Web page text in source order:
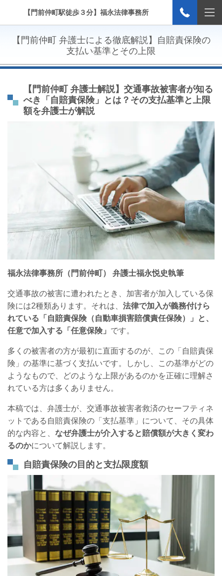
【門前仲町駅徒歩３分】福永法律事務所
【門前仲町 弁護士による徹底解説】自賠責保険の
支払い基準とその上限
【門前仲町 弁護士解説】 交通事故被害者が知る
べき「自賠責保険」とは？その支払基準と上限
額を弁護士が解説
福永法律事務所（門前仲町） 弁護士福永悦史執筆
交通事故の被害に遭われたとき、加害者が加入している保
険には2種類あります。それは、 法律で加入が義務付けら
れている「自賠責保険（自動車損害賠償責任保険）」と、
任意で加入する「任意保険」 です。
多くの被害者の方が最初に直面するのが、この「自賠責保
険」の基準に基づく支払いです。しかし、この基準がどの
ようなもので、どのような上限があるのかを正確に理解さ
れている方は多くありません。
本稿では、弁護士が、交通事故被害者救済のセーフティネ
ットである自賠責保険の「支払基準」について、その具体
的な内容と、 なぜ弁護士が介入すると賠償額が大きく変わ
るのかについて解説します。
自賠責保険の目的と支払限度額